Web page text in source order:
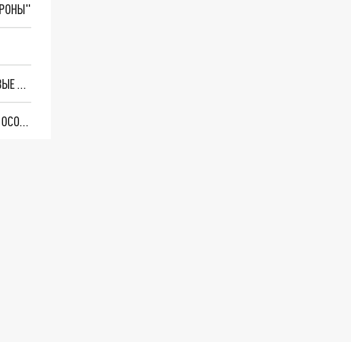
"ОЧЕНЬ ПЛОХИЕ НОВОСТИ": БОЛЬШАЯ ОШИБКА PALANTIR В РОССИИ. СТРАНЫ НАТО ВПЕРВЫЕ ЗА СВО ОСТАНОВИЛИ ПОСТАВКИ ОРУЖИЯ. ВСУ ТЕРЯЮТ ПРИГРАНИЧЬЕ?
"ТЕРПЕНИЕ ПУТИНА ЛОПНУЛО". РЕКОРДНЫЙ УДАР ПО КИЕВУ "ПЕРЕСЁК КРАСНЫЕ ЛИНИИ". ОСОБЫЕ СПЕЦЫ КНДР НА ЛБС? ТАЙНЫЕ ПЕРЕГОВОРЫ ЕВРОПЫ И МОСКВЫ